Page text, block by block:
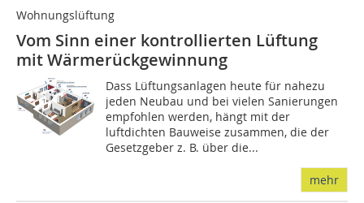
Wohnungslüftung
Vom Sinn einer kontrollierten Lüftung
mit Wärmerückgewinnung
Dass Lüftungsanlagen heute für nahezu
jeden Neubau und bei vielen Sanierungen
empfohlen werden, hängt mit der
luftdichten Bauweise zusammen, die der
Gesetzgeber z. B. über die...
mehr